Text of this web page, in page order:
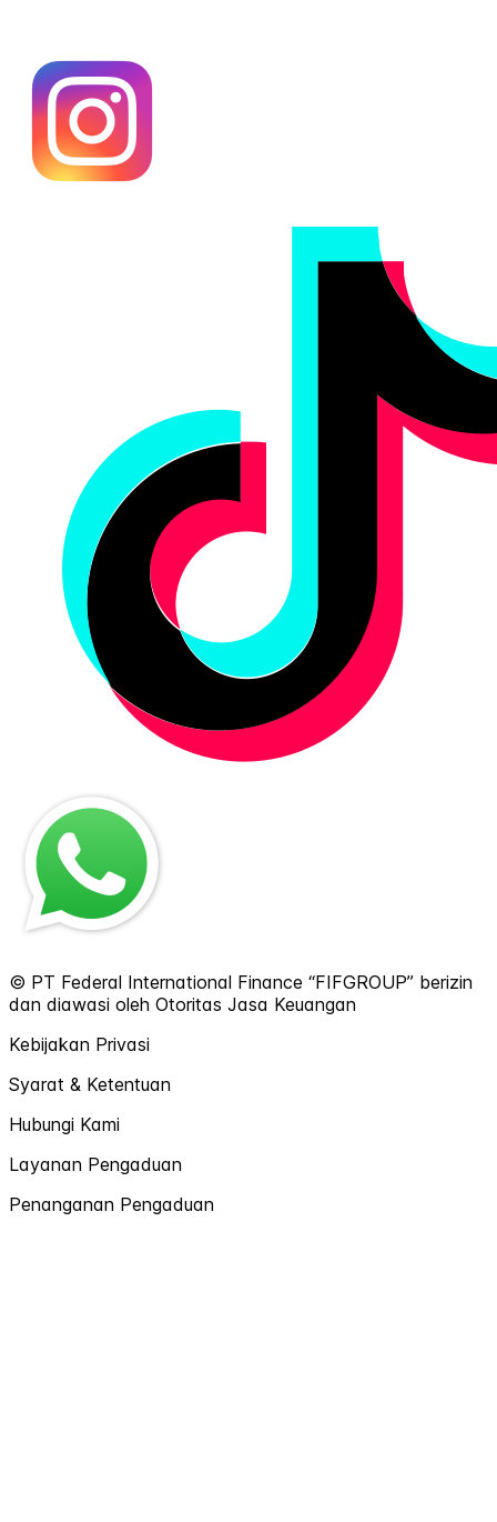
© PT Federal International Finance “FIFGROUP” berizin
dan diawasi oleh Otoritas Jasa Keuangan
Kebijakan Privasi
Syarat & Ketentuan
Hubungi Kami
Layanan Pengaduan
Penanganan Pengaduan